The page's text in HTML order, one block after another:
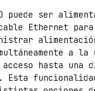
puede ser
Ethernet
a la
hasta una
Esta